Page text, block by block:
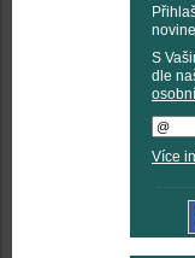
S
dle
Více